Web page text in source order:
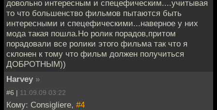
довольно интересным и спецефическим....учитывая
то что большенство фильмов пытаются быть
интересными и спецефическими...наверное у них
мода такая пошла.Но ролик порадов,притом
порадовали все ролики этого фильма так что я
склонен к тому что фильм должен получиться
ДОБРОТНЫМ))
Harvey »
#6 | 11.09.09 03:22
Кому: Consigliere, #4